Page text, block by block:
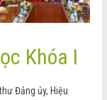
Khóa I
Đảng ủy, Hiệu